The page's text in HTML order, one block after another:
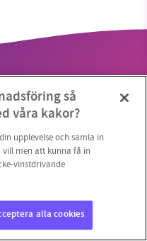
Cookieinställningar
Nu vill vi
vi hoppas att du
oss.
swisha en slant till
göra
så
våra kakor?
upplevelse och samla in
vill men att kunna få in
vinstdrivande
alla cookies